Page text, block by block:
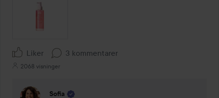
Liker 3 kommentarer
2068 visninger
Sofia